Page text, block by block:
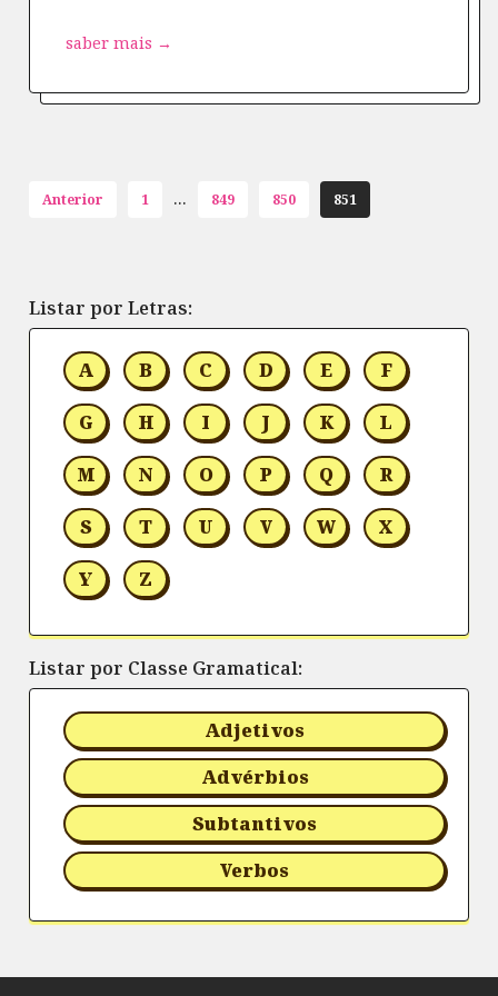
saber mais →
Anterior 1 ... 849 850 851
Listar por Letras:
A B C D E F
G H I J K L
M N O P Q R
S T U V W X
Y Z
Listar por Classe Gramatical:
Adjetivos
Advérbios
Subtantivos
Verbos